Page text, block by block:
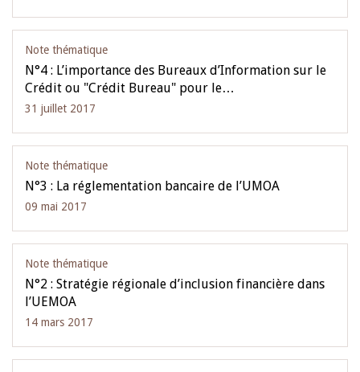
Note thématique
N°4 : L’importance des Bureaux d’Information sur le
Crédit ou "Crédit Bureau" pour le…
31 juillet 2017
Note thématique
N°3 : La réglementation bancaire de l’UMOA
09 mai 2017
Note thématique
N°2 : Stratégie régionale d’inclusion financière dans
l’UEMOA
14 mars 2017